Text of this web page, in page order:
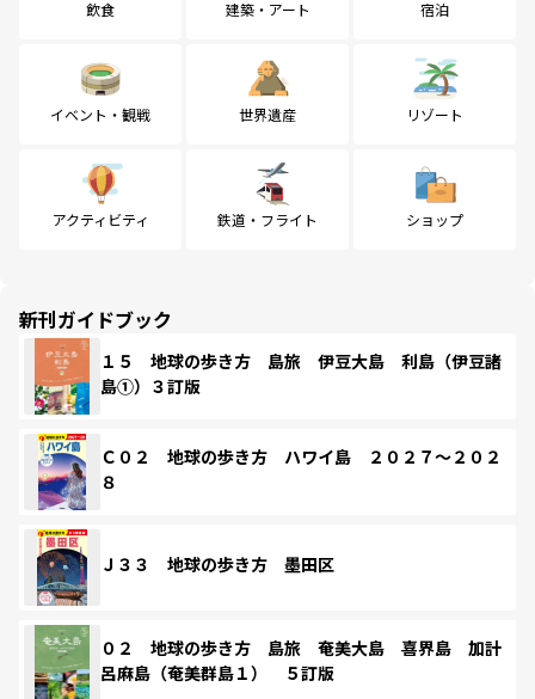
飲食 建築・アート 宿泊
イベント・観戦 世界遺産 リゾート
アクティビティ 鉄道・フライト ショップ
新刊ガイドブック
１５ 地球の歩き方 島旅 伊豆大島 利島（伊豆諸
島①）３訂版
Ｃ０２ 地球の歩き方 ハワイ島 ２０２７～２０２
８
Ｊ３３ 地球の歩き方 墨田区
０２ 地球の歩き方 島旅 奄美大島 喜界島 加計
呂麻島（奄美群島１） ５訂版